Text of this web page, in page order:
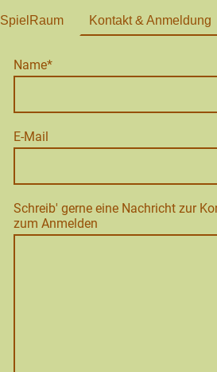
SpielRaum Kontakt & Anmeldung
Name*
E-Mail
Schreib' gerne eine Nachricht zur
zum Anmelden